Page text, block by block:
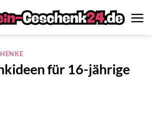
für 16-jährige